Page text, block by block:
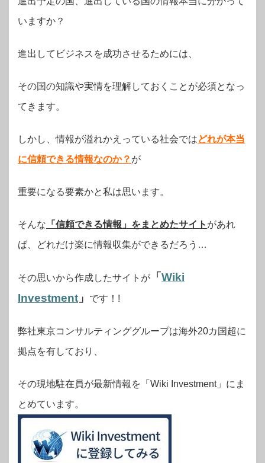
いますか？
進出してビジネスを成功させるためには、
その国の知識や実情を理解しておくことが必須となっ
てきます。
しかし、情報が溢れかえっている社会ではどれが本当
に信頼できる情報なのか？ が
重要になる要素かと私は思います。
そんな 「信頼できる情報」をまとめたサイト があれ
ば、どれだけ楽に情報収集ができるだろう…
その思いから作成したサイトが 「Wiki
Investment 」 です！!
弊社東京コンサルティンググループは海外20カ国超に
拠点を有しており、
その現地駐在員が最新情報を「Wiki Investment」にま
とめています。